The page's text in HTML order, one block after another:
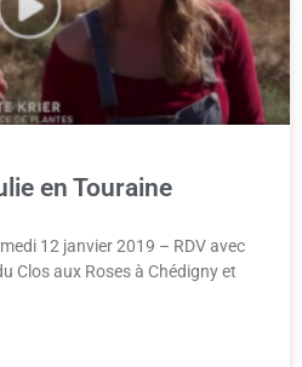
en Touraine
12 janvier 2019 – RDV avec
Clos aux Roses à Chédigny et